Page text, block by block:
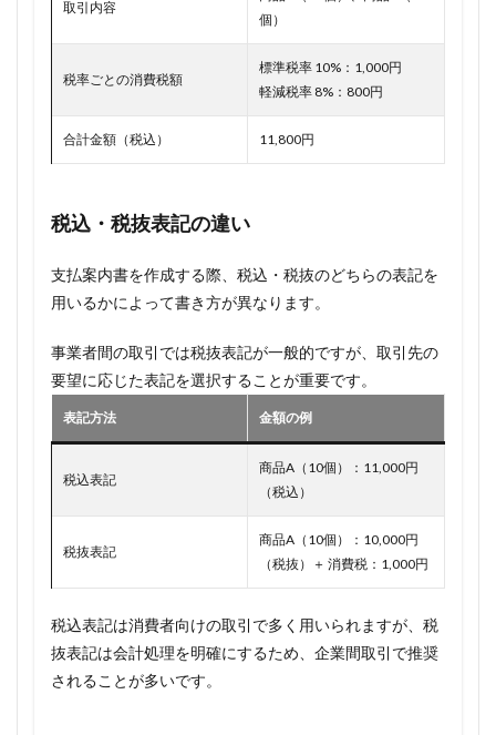
取引内容
個）
税率ごとの消費税額
標準税率 10%：1,000円
軽減税率 8%：800円
合計金額（税込） 11,800円
税込・税抜表記の違い
支払案内書を作成する際、税込・税抜のどちらの表記を
用いるかによって書き方が異なります。
事業者間の取引では税抜表記が一般的ですが、取引先の
要望に応じた表記を選択することが重要です。
表記方法 金額の例
税込表記
商品A（10個）：11,000円
（税込）
税抜表記
商品A（10個）：10,000円
（税抜）＋ 消費税：1,000円
税込表記は消費者向けの取引で多く用いられますが、税
抜表記は会計処理を明確にするため、企業間取引で推奨
されることが多いです。